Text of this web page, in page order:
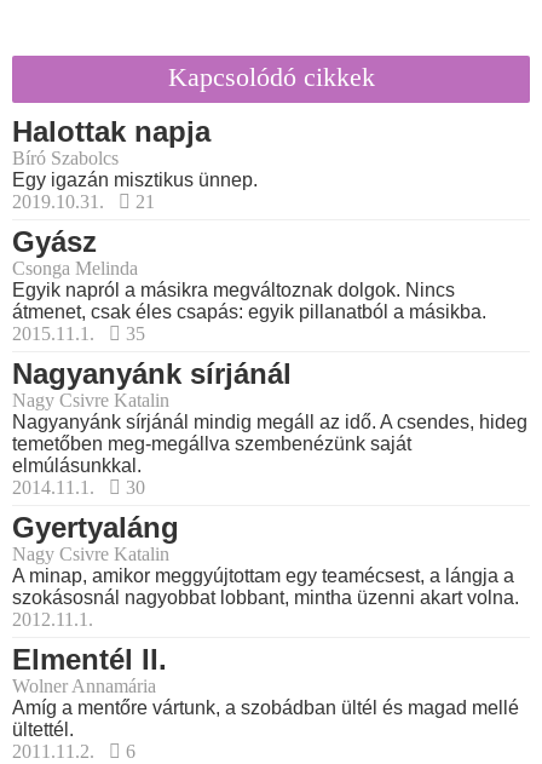
Kapcsolódó cikkek
Halottak napja
Bíró Szabolcs
Egy igazán misztikus ünnep.
2019.10.31.
21
Gyász
Csonga Melinda
Egyik napról a másikra megváltoznak dolgok. Nincs
átmenet, csak éles csapás: egyik pillanatból a másikba.
2015.11.1.
35
Nagyanyánk sírjánál
Nagy Csivre Katalin
Nagyanyánk sírjánál mindig megáll az idő. A csendes, hideg
temetőben meg-megállva szembenézünk saját
elmúlásunkkal.
2014.11.1.
30
Gyertyaláng
Nagy Csivre Katalin
A minap, amikor meggyújtottam egy teamécsest, a lángja a
szokásosnál nagyobbat lobbant, mintha üzenni akart volna.
2012.11.1.
Elmentél II.
Wolner Annamária
Amíg a mentőre vártunk, a szobádban ültél és magad mellé
ültettél.
2011.11.2.
6